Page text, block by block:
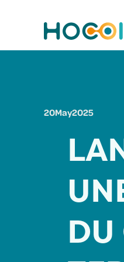
20May2025
DU